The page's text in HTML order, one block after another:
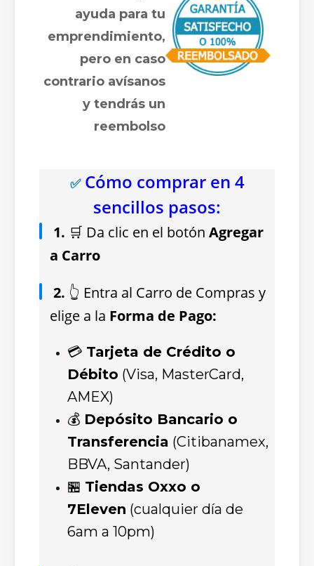
ayuda para tu
emprendimiento,
pero en caso
contrario avísanos
y tendrás un
reembolso
✅ Cómo comprar en 4
sencillos pasos:
1. 🛒 Da clic en el botón Agregar
a Carro
2. 👆 Entra al Carro de Compras y
elige a la Forma de Pago:
💳 Tarjeta de Crédito o
Débito (Visa, MasterCard,
AMEX)
💰 Depósito Bancario o
Transferencia (Citibanamex,
BBVA, Santander)
🏪 Tiendas Oxxo o
7Eleven (cualquier día de
6am a 10pm)